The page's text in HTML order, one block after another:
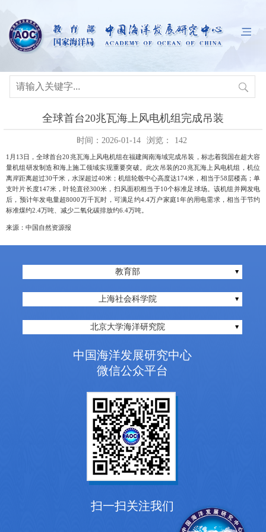
全球首台20兆瓦海上风电机组完成吊装
时间：2026-01-14 浏览： 142
1 月 13 日，全球首台20兆瓦海上风电机组在福建闽南海域完成吊装，标志着我国在超大容
量机组研发制造和海上施工领域实现重要突破。 此次吊装的20兆瓦海上风电机组，机位
离岸距离超过30千米，水深超过40米；机组轮毂中心高度达174米，相当于58层楼高；单
支叶片长度147米，叶轮直径300米，扫风面积相当于10个标准足球场。该机组并网发电
后，预计年发电量超8000万千瓦时，可满足约4.4万户家庭1年的用电需求，相当于节约
标准煤约2.4万吨、减少二氧化碳排放约6.4万吨。
来源：中国自然资源报
教育部
上海社会科学院
北京大学海洋研究院
中国海洋发展研究中心
微信公众平台
扫一扫关注我们